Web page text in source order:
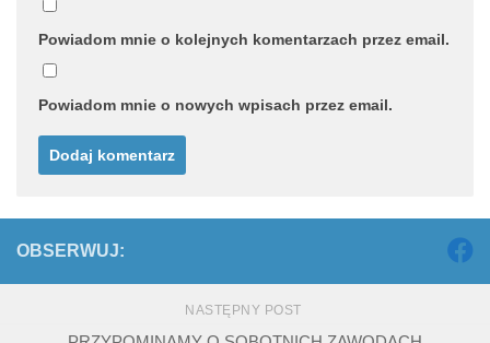
Powiadom mnie o kolejnych komentarzach przez email.
Powiadom mnie o nowych wpisach przez email.
OBSERWUJ:
NASTĘPNY POST